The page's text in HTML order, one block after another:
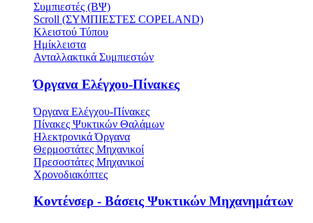
Συμπιεστές (ΒΨ)
Scroll (ΣΥΜΠΙΕΣΤΕΣ COPELAND)
Κλειστού Τύπου
Ημίκλειστα
Ανταλλακτικά Συμπιεστών
Όργανα Ελέγχου-Πίνακες
Όργανα Ελέγχου-Πίνακες
Πίνακες Ψυκτικών Θαλάμων
Ηλεκτρονικά Όργανα
Θερμοστάτες Μηχανικοί
Πρεσοστάτες Μηχανικοί
Χρονοδιακόπτες
Κοντένσερ - Βάσεις Ψυκτικών Μηχανημάτων